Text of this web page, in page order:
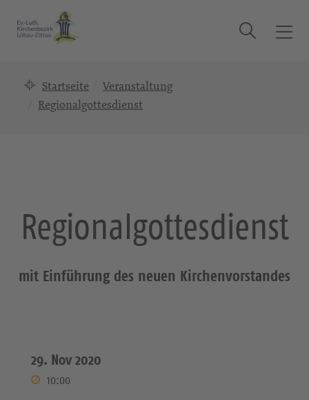
T
a
t
n
Suche
Startseite
Veranstaltung
Regionalgottesdienst
Regionalgottesdienst
mit Einführung des neuen Kirchenvorstandes
29. Nov 2020
10:00